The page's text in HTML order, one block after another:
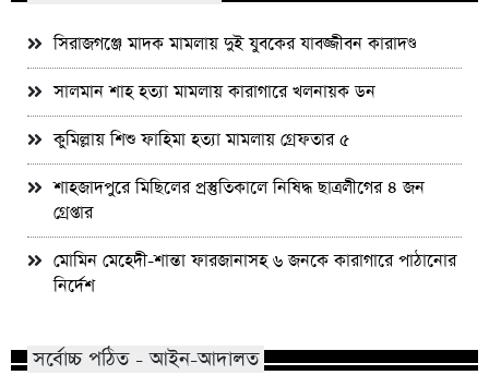
সিরাজগঞ্জে মাদক মামলায় দুই যুবকের যাবজ্জীবন কারাদণ্ড
সালমান শাহ হত্যা মামলায় কারাগারে খলনায়ক ডন
কুমিল্লায় শিশু ফাহিমা হত্যা মামলায় গ্রেফতার ৫
শাহজাদপুরে মিছিলের প্রস্তুতিকালে নিষিদ্ধ ছাত্রলীগের ৪ জন
গ্রেপ্তার
মোমিন মেহেদী-শান্তা ফারজানাসহ ৬ জনকে কারাগারে পাঠানোর
নির্দেশ
সর্বোচ্চ পঠিত - আইন-আদালত